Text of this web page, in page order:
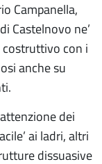
Campanella,
Castelnovo ne’
con i
anche su
dei
ai ladri, altri
dissuasive